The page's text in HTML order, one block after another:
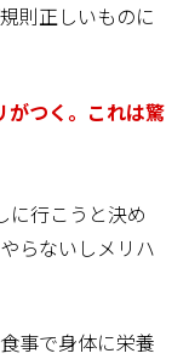
則正しいものに
がつく。これは驚
に行こうと決め
らないしメリハ
事で身体に栄養